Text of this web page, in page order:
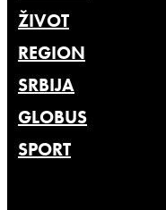
ŽIVOT
REGION
SRBIJA
GLOBUS
SPORT